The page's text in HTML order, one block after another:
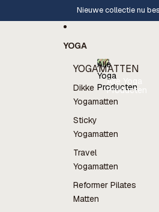
Nieuwe collectie nu
YOGA
YOGAMATTEN
Dikke
Yogamatten
Sticky
Yogamatten
Travel
Yogamatten
Reformer Pilates
Matten
Alle
Yoga
Producten
Alle Yoga
Producten